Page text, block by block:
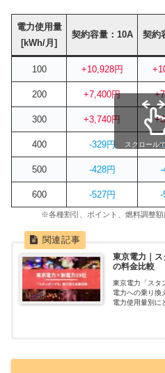
電力使用量
[kWh/月]
契約容量：10A 契約
100 +10,928円
200 +7,400円
300 +3,740円
400 -329円 -
500 -428円 -
600 -527円 -
スクロール
※各種割引、ポイント、燃料調整額
東京電力｜
の料金比較
東京電力「スタ
電力への乗り換
電力使用量別に
ってしまった